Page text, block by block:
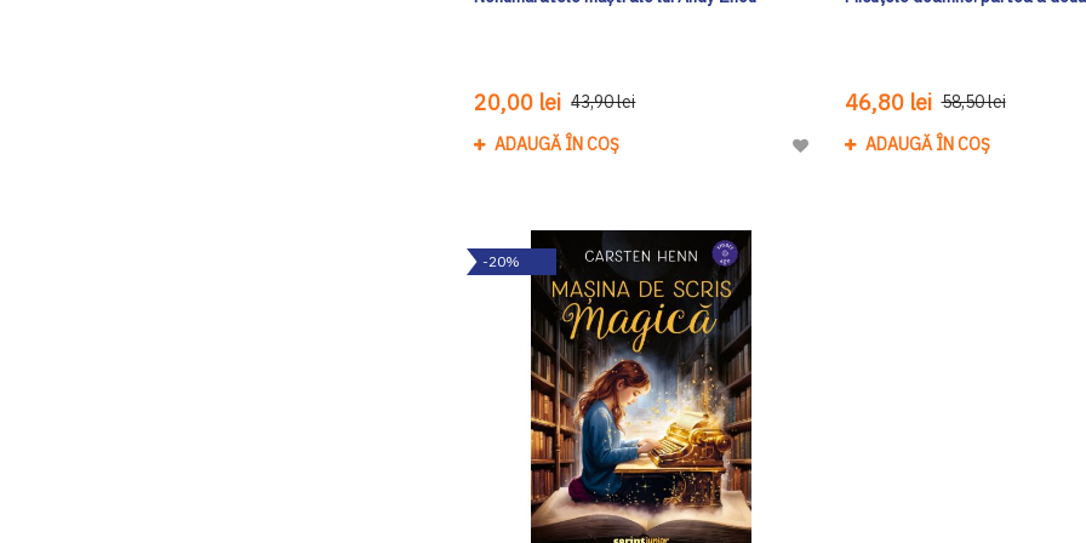
20,00 lei 43,90 lei
ADAUGĂ ÎN COȘ
Adaugă
46,80 lei 58,50 lei
ADAUGĂ ÎN COȘ
-20%